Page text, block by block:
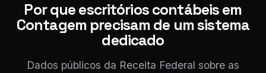
CD.
Por que escritórios contábeis em
Contagem precisam de um sistema
dedicado
Dados públicos da Receita Federal sobre as